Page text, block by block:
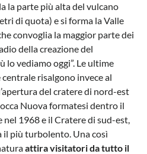
la parte più alta del vulcano
di quota) e si forma la Valle
convoglia la maggior parte dei
della creazione del
lo vediamo oggi”. Le ultime
risalgono invece al
del cratere di nord-est
Nuova formatesi dentro il
1968 e il Cratere di sud-est,
il più turbolento. Una così
attira visitatori da tutto il